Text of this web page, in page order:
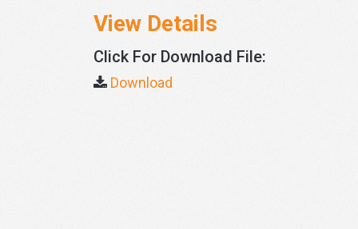
View Details
Click For Download File:
Download